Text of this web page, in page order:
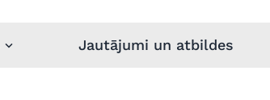
Jautājumi un atbildes